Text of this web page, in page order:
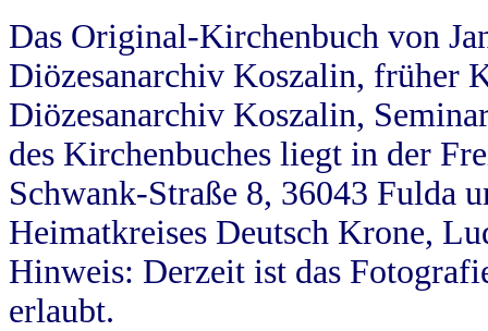
Das Original-Kirchenbuch von
Diözesanarchiv Koszalin, früher
Diözesanarchiv Koszalin,
des Kirchenbuches liegt in der
Schwank-Straße 8, 36043 Fulda
Heimatkreises Deutsch Krone,
Hinweis: Derzeit ist das
erlaubt.